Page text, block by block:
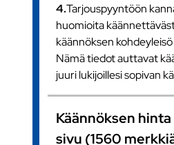
4.Tarjouspyyntöön
huomioita
käännöksen
Nämä tiedot auttavat
juuri lukijoillesi sopivan
Käännöksen
sivu (1560